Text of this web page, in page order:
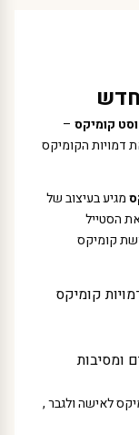
וסט קומיקס –
דמויות הקומיקס
מגיע בעיצוב של
הסטייל
קומיקס
קומיקס
ומסיבות
לאישה ולגבר ,